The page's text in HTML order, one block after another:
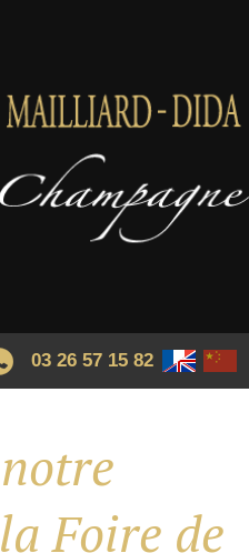
03 26 57 15 82
Foire de